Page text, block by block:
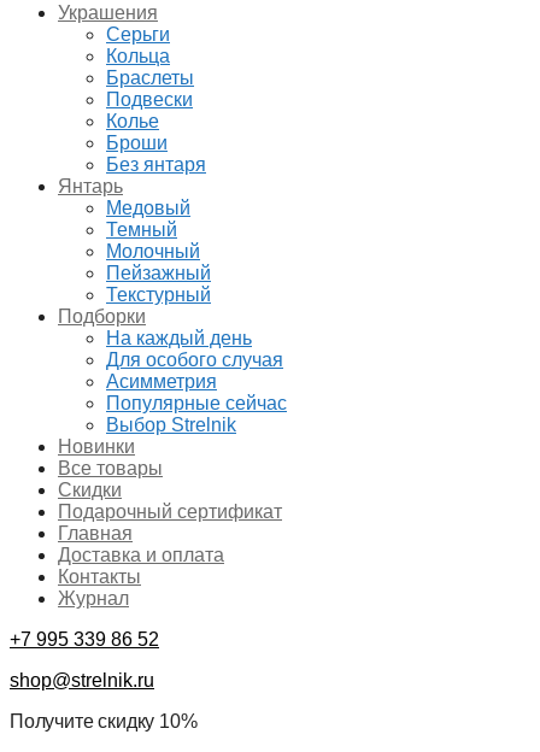
Украшения
Серьги
Кольца
Браслеты
Подвески
Колье
Броши
Без янтаря
Янтарь
Медовый
Темный
Молочный
Пейзажный
Текстурный
Подборки
На каждый день
Для особого случая
Асимметрия
Популярные сейчас
Выбор Strelnik
Новинки
Все товары
Скидки
Подарочный сертификат
Главная
Доставка и оплата
Контакты
Журнал
+7 995 339 86 52
shop@strelnik.ru
Получите скидку 10%